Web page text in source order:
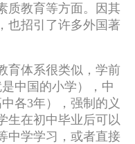
质教育等方面。因其
也招引了许多外国著
体系很类似，学前
中国的小学），中
各3年），强制的义
生在初中毕业后可以
中学学习，或者直接